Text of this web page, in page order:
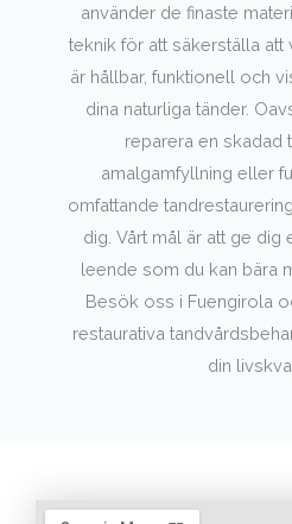
använder de finaste
teknik för att säkerställa att
är hållbar, funktionell och
dina naturliga tänder.
reparera en skadad
amalgamfyllning eller
omfattande
dig. Vårt mål är att ge dig
leende som du kan bära
Besök oss i Fuengirola
restaurativa
din